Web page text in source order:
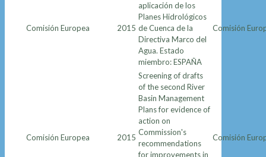
Comisión Europea 2015
aplicación de los
Planes Hidrológicos
de Cuenca de la
Directiva Marco del
Agua. Estado
miembro: ESPAÑA
Comisión
Comisión Europea 2015
Screening of drafts
of the second River
Basin Management
Plans for evidence of
action on
Commission's
recommendations
for improvements in
Comisión